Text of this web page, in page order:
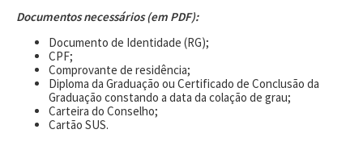
Documentos necessários (em PDF):
Documento de Identidade (RG);
CPF;
Comprovante de residência;
Diploma da Graduação ou Certificado de Conclusão da
Graduação constando a data da colação de grau;
Carteira do Conselho;
Cartão SUS.